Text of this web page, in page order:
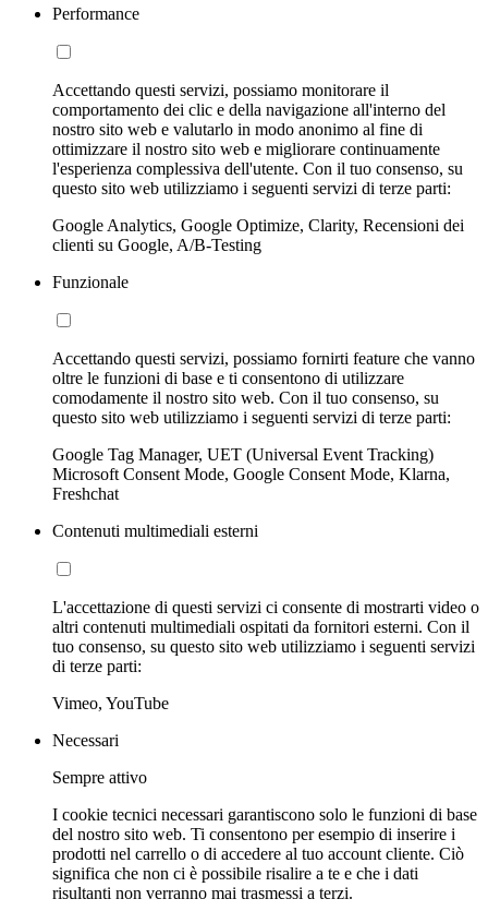
Performance
Accettando questi servizi, possiamo monitorare il
comportamento dei clic e della navigazione all'interno del
nostro sito web e valutarlo in modo anonimo al fine di
ottimizzare il nostro sito web e migliorare continuamente
l'esperienza complessiva dell'utente. Con il tuo consenso, su
questo sito web utilizziamo i seguenti servizi di terze parti:
Google Analytics, Google Optimize, Clarity, Recensioni dei
clienti su Google, A/B-Testing
Funzionale
Accettando questi servizi, possiamo fornirti feature che vanno
oltre le funzioni di base e ti consentono di utilizzare
comodamente il nostro sito web. Con il tuo consenso, su
questo sito web utilizziamo i seguenti servizi di terze parti:
Google Tag Manager, UET (Universal Event Tracking)
Microsoft Consent Mode, Google Consent Mode, Klarna,
Freshchat
Contenuti multimediali esterni
L'accettazione di questi servizi ci consente di mostrarti video o
altri contenuti multimediali ospitati da fornitori esterni. Con il
tuo consenso, su questo sito web utilizziamo i seguenti servizi
di terze parti:
Vimeo, YouTube
Necessari
Sempre attivo
I cookie tecnici necessari garantiscono solo le funzioni di base
del nostro sito web. Ti consentono per esempio di inserire i
prodotti nel carrello o di accedere al tuo account cliente. Ciò
significa che non ci è possibile risalire a te e che i dati
risultanti non verranno mai trasmessi a terzi.